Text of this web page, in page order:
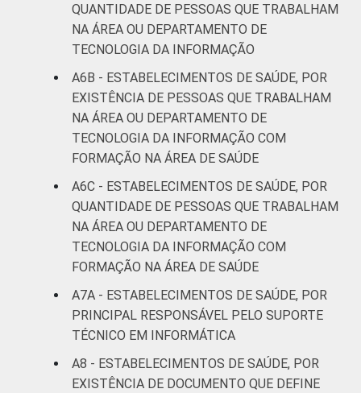
QUANTIDADE DE PESSOAS QUE TRABALHAM
NA ÁREA OU DEPARTAMENTO DE
TECNOLOGIA DA INFORMAÇÃO
A6B - ESTABELECIMENTOS DE SAÚDE, POR
EXISTÊNCIA DE PESSOAS QUE TRABALHAM
NA ÁREA OU DEPARTAMENTO DE
TECNOLOGIA DA INFORMAÇÃO COM
FORMAÇÃO NA ÁREA DE SAÚDE
A6C - ESTABELECIMENTOS DE SAÚDE, POR
QUANTIDADE DE PESSOAS QUE TRABALHAM
NA ÁREA OU DEPARTAMENTO DE
TECNOLOGIA DA INFORMAÇÃO COM
FORMAÇÃO NA ÁREA DE SAÚDE
A7A - ESTABELECIMENTOS DE SAÚDE, POR
PRINCIPAL RESPONSÁVEL PELO SUPORTE
TÉCNICO EM INFORMÁTICA
A8 - ESTABELECIMENTOS DE SAÚDE, POR
EXISTÊNCIA DE DOCUMENTO QUE DEFINE